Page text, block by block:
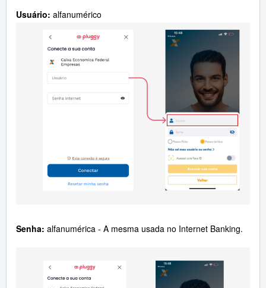
Usuário: alfanumérico
Senha: alfanumérica - A mesma usada no Internet Banking.